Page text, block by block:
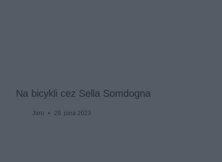
Na bicykli cez Sella Somdogna
Jaro 29. júna 2023